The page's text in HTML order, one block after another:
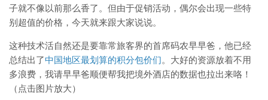
子就不像以前那么香了。但由于促销活动，偶尔会出现一些特
别超值的价格，今天就来跟大家说说。
这种技术活自然还是要靠常旅客界的首席码农早早爸，他已经
总结出了中国地区最划算的积分包价们。大好的资源放着不用
多浪费，我请早早爸顺便帮我把境外酒店的数据也拉出来咯！
（点击图片放大）